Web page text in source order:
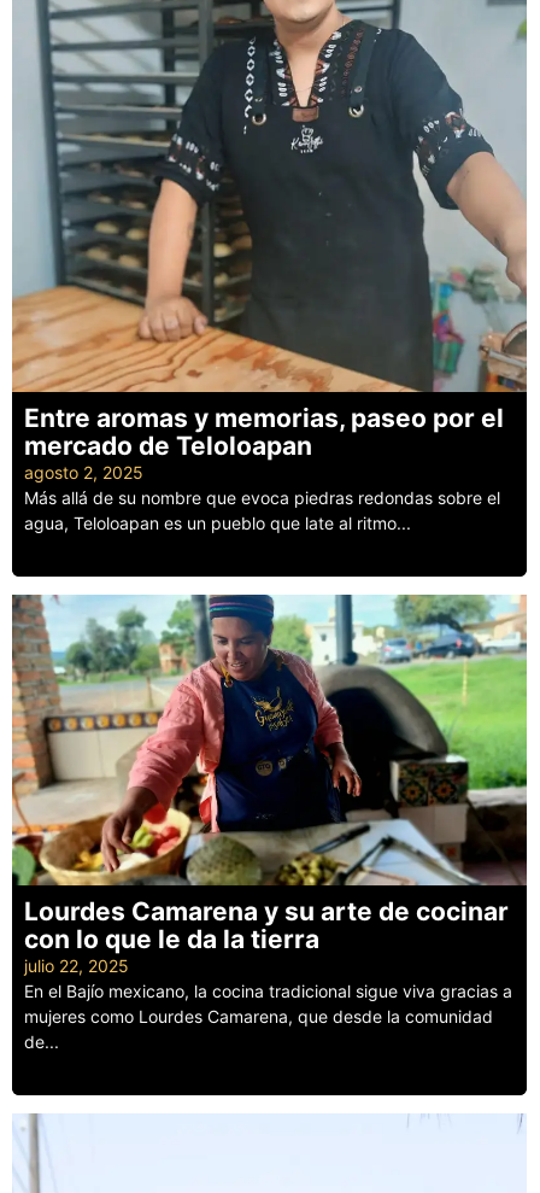
Entre aromas y memorias, paseo por el
mercado de Teloloapan
agosto 2, 2025
Más allá de su nombre que evoca piedras redondas sobre el
agua, Teloloapan es un pueblo que late al ritmo...
Lourdes Camarena y su arte de cocinar
con lo que le da la tierra
julio 22, 2025
En el Bajío mexicano, la cocina tradicional sigue viva gracias a
mujeres como Lourdes Camarena, que desde la comunidad
de...